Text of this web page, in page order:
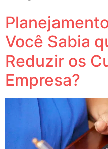
Você Sabia
Reduzir os
Empresa?